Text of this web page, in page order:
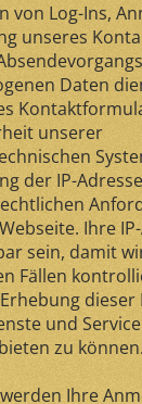
von Log-Ins,
unseres
Daten
unserer
der IP-
Ihre
sein, damit
Fällen
und
zu können.
Ihre